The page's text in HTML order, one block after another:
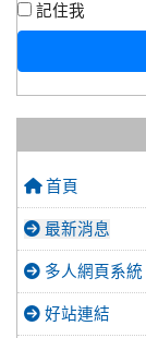
記住我
首頁
最新消息
多人網頁系統
好站連結